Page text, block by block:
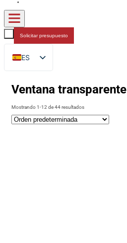
Solicitar presupuesto
ES
EN
FR
DE
RU
Ventana transparente
Mostrando 1-12 de 44 resultados